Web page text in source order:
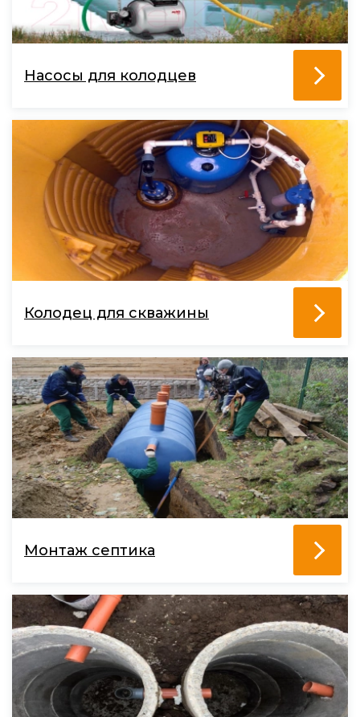
Насосы для колодцев
Колодец для скважины
Монтаж септика